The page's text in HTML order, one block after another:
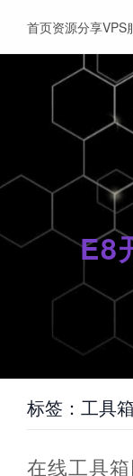
E8
首页资源分享VPS
标签：工具
在线工具